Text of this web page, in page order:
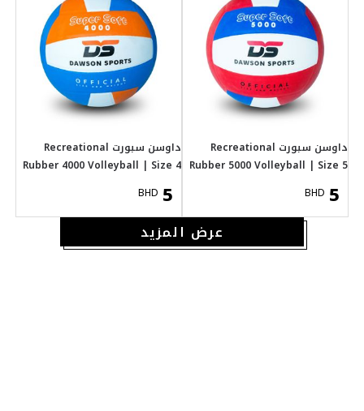
داوسن سبورت Recreational
Rubber 4000